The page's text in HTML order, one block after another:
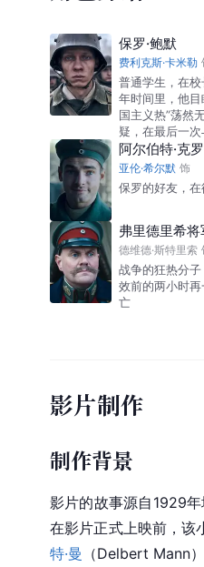
保罗·鲍默
费利克斯·卡米勒
普通学生，在
年时间里，他
国主义热”荡然
疑，在最后一
阿尔伯特·克
亚伦·希尔默 饰
保罗的好友，
弗里德里希将
德维德·斯特里索
战争的狂热分
效前的两小时
亡
影片制作
制作背景
影片的故事源自1929年
在影片正式上映前，该
特·曼 （Delbert Mann